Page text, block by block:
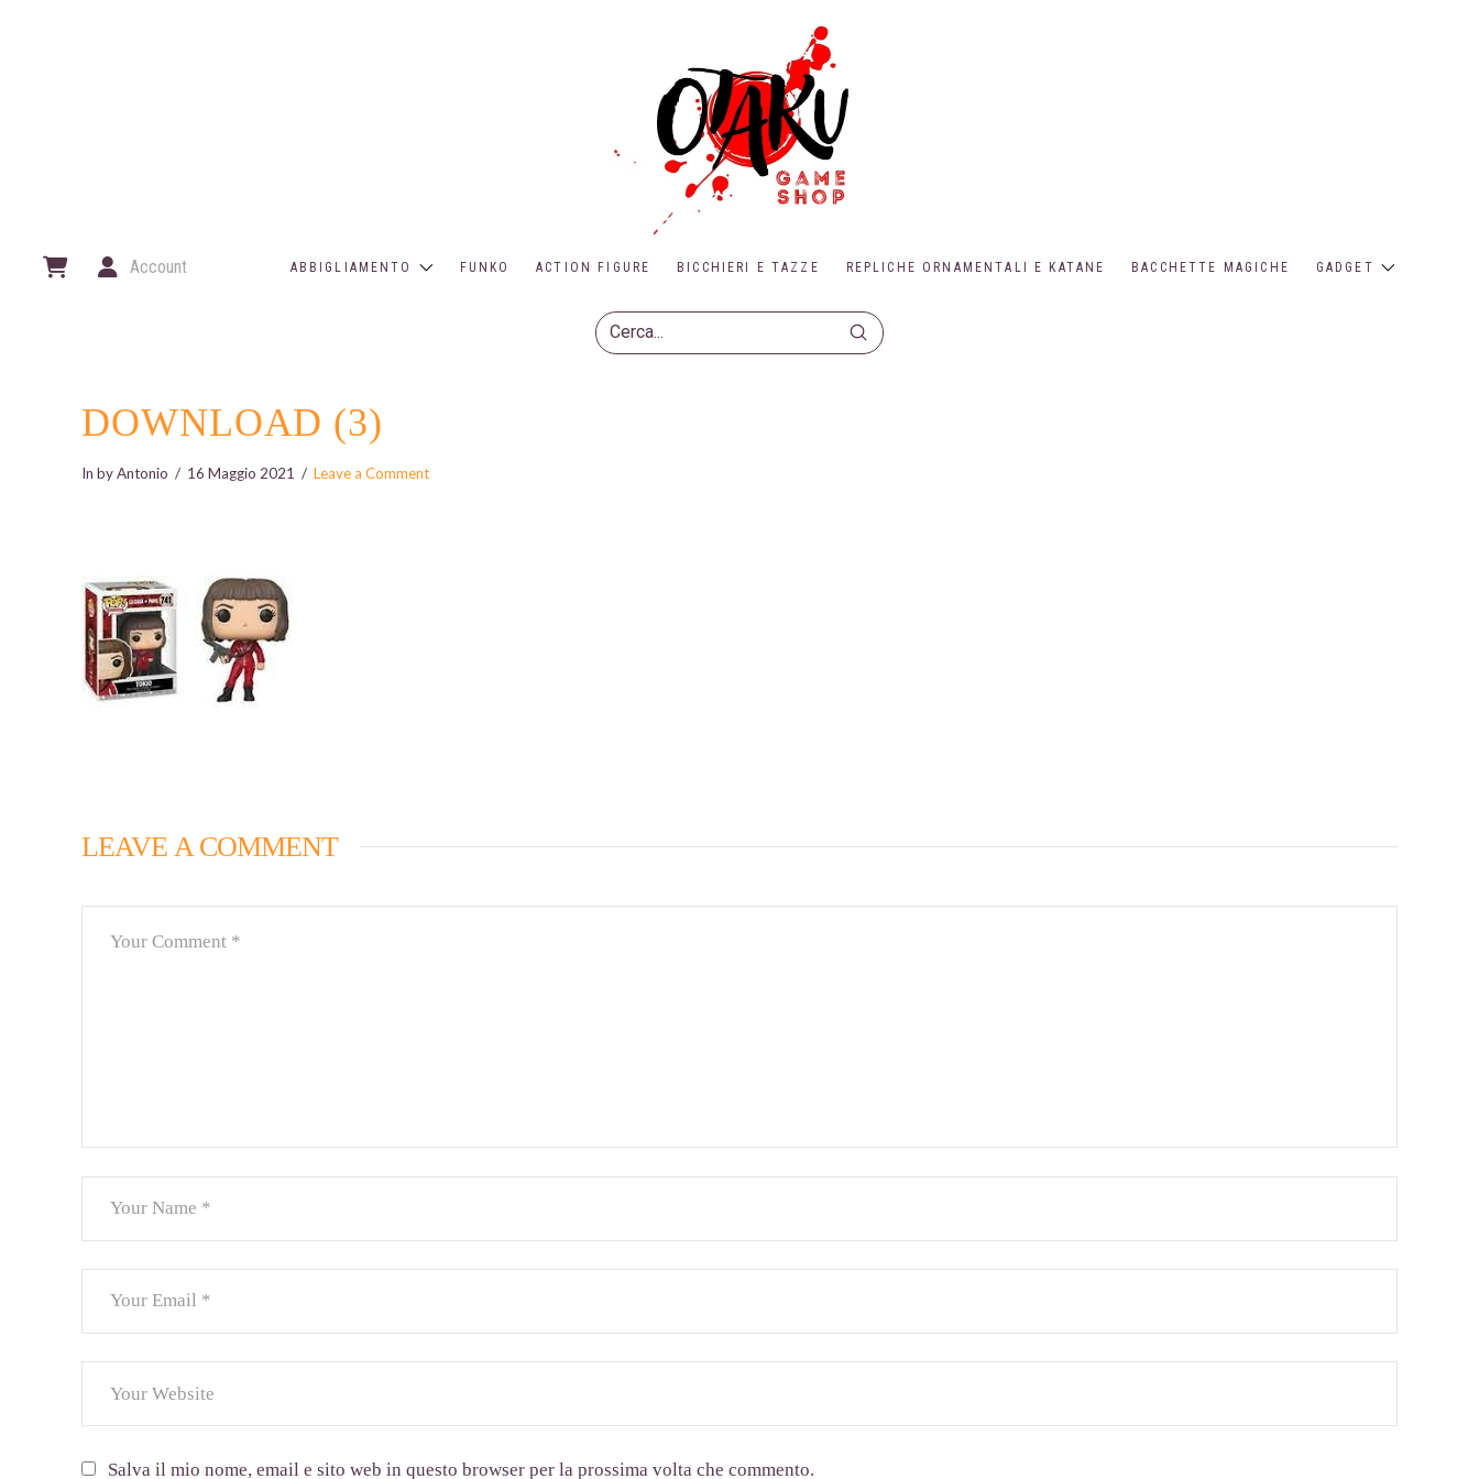
Account ABBIGLIAMENTO FUNKO ACTION FIGURE BICCHIERI E TAZZE REPLICHE ORNAMENTALI E KATANE BACCHETTE MAGICHE GADGET
Search
Submit
DOWNLOAD (3)
In by Antonio 16 Maggio 2021 Leave a Comment
LEAVE A COMMENT
Salva il mio nome, email e sito web in questo browser per la prossima volta che commento.